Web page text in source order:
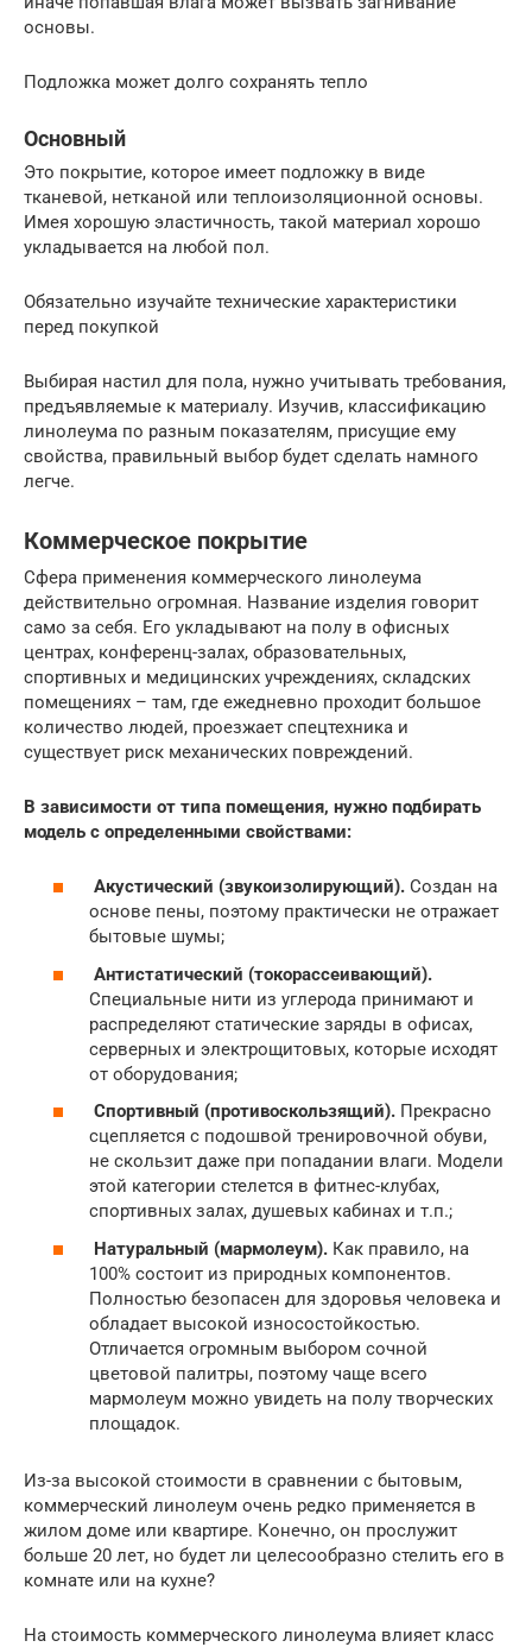
основы.
Подложка может долго сохранять тепло
Основный
Это покрытие, которое имеет подложку в виде
тканевой, нетканой или теплоизоляционной основы.
Имея хорошую эластичность, такой материал хорошо
укладывается на любой пол.
Обязательно изучайте технические характеристики
перед покупкой
Выбирая настил для пола, нужно учитывать требования,
предъявляемые к материалу. Изучив, классификацию
линолеума по разным показателям, присущие ему
свойства, правильный выбор будет сделать намного
легче.
Коммерческое покрытие
Сфера применения коммерческого линолеума
действительно огромная. Название изделия говорит
само за себя. Его укладывают на полу в офисных
центрах, конференц-залах, образовательных,
спортивных и медицинских учреждениях, складских
помещениях – там, где ежедневно проходит большое
количество людей, проезжает спецтехника и
существует риск механических повреждений.
В зависимости от типа помещения, нужно подбирать
модель с определенными свойствами:
Акустический (звукоизолирующий). Создан на
основе пены, поэтому практически не отражает
бытовые шумы;
Антистатический (токорассеивающий).
Специальные нити из углерода принимают и
распределяют статические заряды в офисах,
серверных и электрощитовых, которые исходят
от оборудования;
Спортивный (противоскользящий). Прекрасно
сцепляется с подошвой тренировочной обуви,
не скользит даже при попадании влаги. Модели
этой категории стелется в фитнес-клубах,
спортивных залах, душевых кабинах и т.п.;
Натуральный (мармолеум). Как правило, на
100% состоит из природных компонентов.
Полностью безопасен для здоровья человека и
обладает высокой износостойкостью.
Отличается огромным выбором сочной
цветовой палитры, поэтому чаще всего
мармолеум можно увидеть на полу творческих
площадок.
Из-за высокой стоимости в сравнении с бытовым,
коммерческий линолеум очень редко применяется в
жилом доме или квартире. Конечно, он прослужит
больше 20 лет, но будет ли целесообразно стелить его в
комнате или на кухне?
На стоимость коммерческого линолеума влияет класс